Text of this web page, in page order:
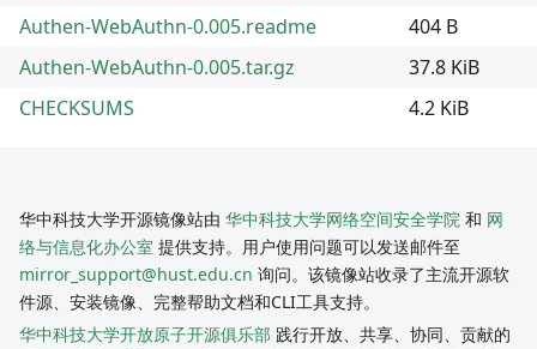
Authen-WebAuthn-0.005.readme
404 B
Authen-WebAuthn-0.005.tar.gz
37.8 KiB
CHECKSUMS
4.2 KiB
华中科技大学开源镜像站由 华中科技大学网络空间安全学院 和 网
络与信息化办公室 提供支持。用户使用问题可以发送邮件至
mirror_support@hust.edu.cn 询问。该镜像站收录了主流开源软
件源、安装镜像、完整帮助文档和CLI工具支持。
华中科技大学开放原子开源俱乐部 践行开放、共享、协同、贡献的